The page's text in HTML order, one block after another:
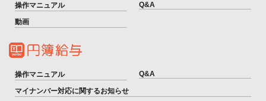
操作マニュアル Q&A
動画
操作マニュアル Q&A
マイナンバー対応に関するお知らせ